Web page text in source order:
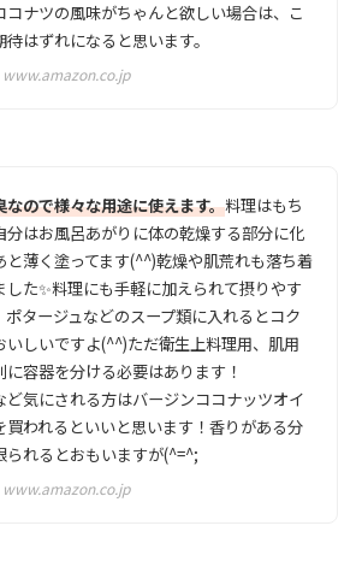
コナツの風味がちゃんと欲しい場合は、こ
はずれになると思います。
www.amazon.co.jp
なので様々な用途に使えます。料理はもち
分はお風呂あがりに体の乾燥する部分に化
と薄く塗ってます(^^)乾燥や肌荒れも落ち着
した✨料理にも手軽に加えられて摂りやす
ポタージュなどのスープ類に入れるとコク
いしいですよ(^^)ただ衛生上料理用、肌用
に容器を分ける必要はあります！
ど気にされる方はバージンココナッツオイ
買われるといいと思います！香りがある分
られるとおもいますが(^=^;
www.amazon.co.jp